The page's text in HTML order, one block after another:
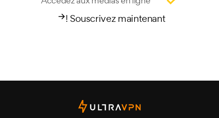
Souscrivez maintenant !